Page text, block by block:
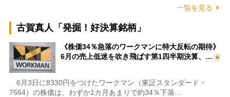
一覧を見る
古賀真人「発掘！好決算銘柄」
《株価34％急落のワークマンに特大反転の期待》
6月の売上低迷を吹き飛ばす第1四半期決算、…
6月3日に8330円をつけたワークマン（東証スタンダード・
7564）の株価は、わずか1カ月あまりで約34％下落…